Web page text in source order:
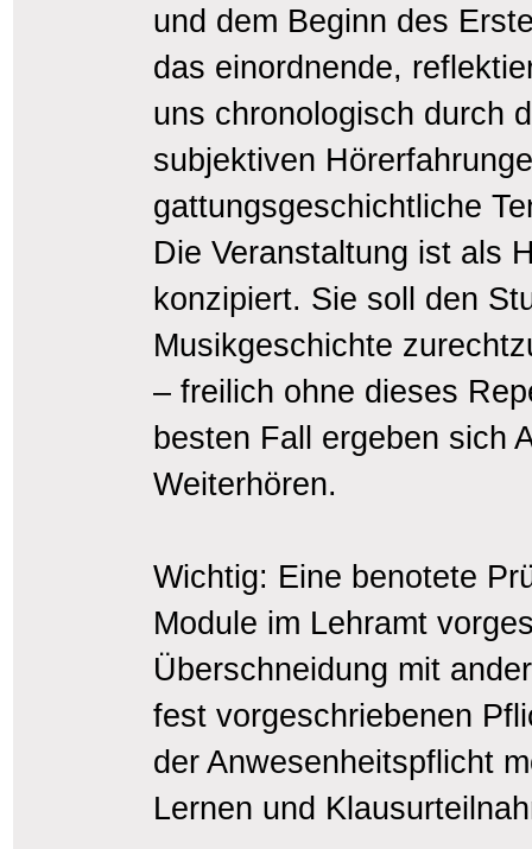
und dem Beginn des
das einordnende,
uns chronologisch durch
subjektiven
gattungsgeschichtliche
Die Veranstaltung ist als
konzipiert. Sie soll den
Musikgeschichte
– freilich ohne dieses
besten Fall ergeben sich
Weiterhören.
Wichtig: Eine benotete
Module im Lehramt
Überschneidung mit
fest vorgeschriebenen
der Anwesenheitspflicht
Lernen und